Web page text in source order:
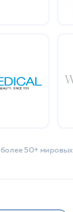
более 50+